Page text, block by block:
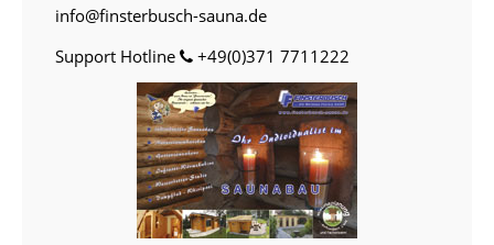
info@finsterbusch-sauna.de
Support Hotline
+49(0)371 7711222